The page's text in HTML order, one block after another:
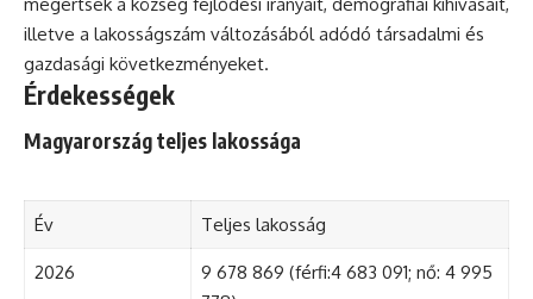
illetve a lakosságszám változásából adódó társadalmi és
gazdasági következményeket.
Érdekességek
Magyarország teljes lakossága
Év Teljes lakosság
2026
9 678 869 (férfi:4 683 091; nő: 4 995